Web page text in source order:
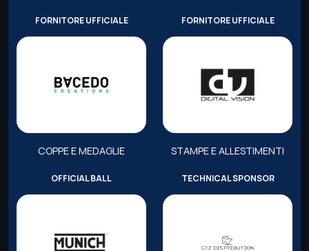
FORNITORE UFFICIALE
COPPE E MEDAGLIE
FORNITORE UFFICIALE
STAMPE E ALLESTIMENTI
OFFICIAL BALL TECHNICAL SPONSOR